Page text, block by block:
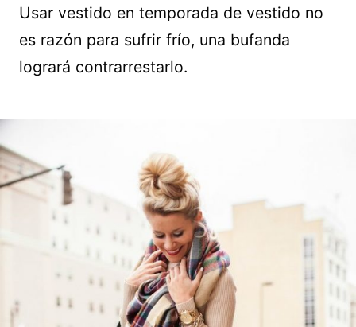
Usar vestido en temporada de vestido no
es razón para sufrir frío, una bufanda
logrará contrarrestarlo.